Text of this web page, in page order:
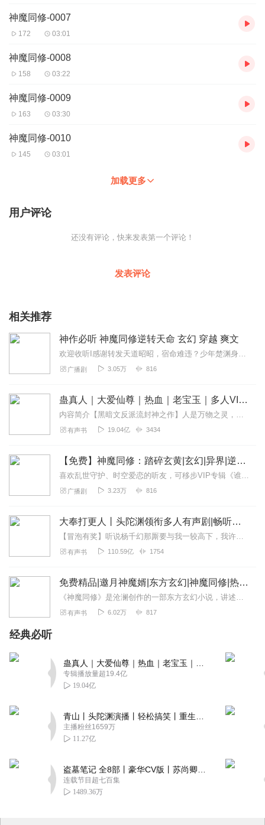
神魔同修-0007
172 03:01
神魔同修-0008
158 03:22
神魔同修-0009
163 03:30
神魔同修-0010
145 03:01
加载更多
用户评论
还没有评论，快来发表第一个评论！
发表评论
相关推荐
神作必听 神魔同修逆转天命 玄幻 穿越 爽文
欢迎收听I感谢转发天道昭昭，宿命难违？少年楚渊身缠生死劫，却意外开启神魔双脉，打破“神魔殊途、不可同修”的万古铁律！以神基为骨，铸魔魂为刃，他于正邪夹缝中步步为...
广播剧 3.05万 816
蛊真人｜大爱仙尊｜热血｜老宝玉｜多人VIP免费有声剧
内容简介【黑暗文反派流封神之作】人是万物之灵，蛊是天地真精。一个穿越者不断重生的故事。一个养蛊、炼蛊、用蛊的奇特世界。配音组（男角色）老宝玉旁白...
有声书 19.04亿 3434
【免费】神魔同修：踏碎玄黄|玄幻|异界|逆命成尊|
喜欢乱世守护、时空爱恋的听友，可移步VIP专辑《谁懂啊，摸金校尉混成女帝王》神尊临世，魔主称雄，玄黄大陆，以强为尊！地球绝世杀手陆尘，穿越卷入万古轮回，竟成...
广播剧 3.23万 816
大奉打更人丨头陀渊领衔多人有声剧|畅听全集|王鹤棣、田曦薇主演影视剧原著|卖报小郎君
【冒泡有奖】听说杨千幻那厮要与我一较高下，我许七安要开始装叉了！快进入声音播放页戳下方输入框，冒个泡偷偷告诉我，我要用哪些诗词才能胜过他？说得好的，有赏！202...
有声书 110.59亿 1754
免费精品|邀月神魔婿|东方玄幻|神魔同修|热血脑洞
《神魔同修》是沧澜创作的一部东方玄幻小说，讲述了从地球穿越而来的绝世杀手陆尘，被卷入万古轮回之中，成为玄黄大陆中一名普通少年。他杀妖兽、夺秘宝，与天地独斗，在这...
有声书 6.02万 817
经典必听
专辑播放量超19.4亿
19.04亿
主播粉丝1659万
11.27亿
连载节目超七百集
1489.36万